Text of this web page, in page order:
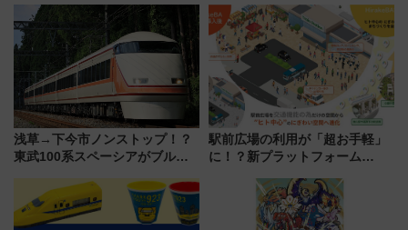
浅草→下今市ノンストップ！？
東武100系スペーシアがブルー
ー当時の停車駅」を再現 運転
時刻や特急券の買い方を紹介
駅前広場の利用が「超お手軽」
に！？新プラットフォーム
マホで簡単申請 物販や演奏会な
どに【JR東日本】